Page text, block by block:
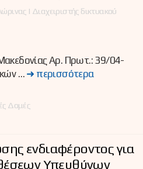
| Διαχειριστής δικτυακού
Αρ. Πρωτ.: 39/04-
… ➜ περισσότερα
Δομές
ενδιαφέροντος για
Υπευθύνων